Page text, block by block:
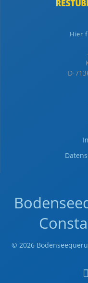
Hier
D-
© 2026